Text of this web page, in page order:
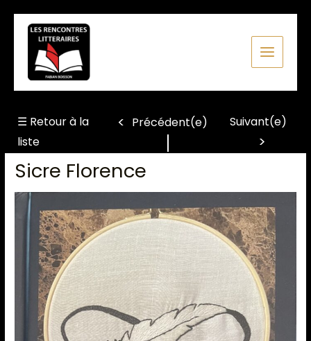
contenu
☰ Retour à la
liste
Précédent(e) Suivant(e)
Sicre Florence